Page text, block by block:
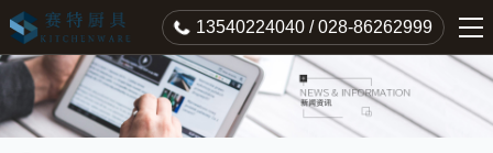
13540224040 / 028-86262999